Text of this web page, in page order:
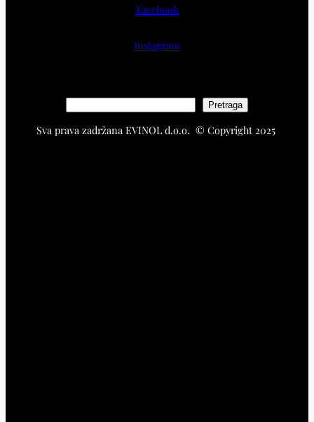
Facebook
Instagram
a
Pretraga
Sva prava zadržana EVINOL d.o.o. © Copyright 2025